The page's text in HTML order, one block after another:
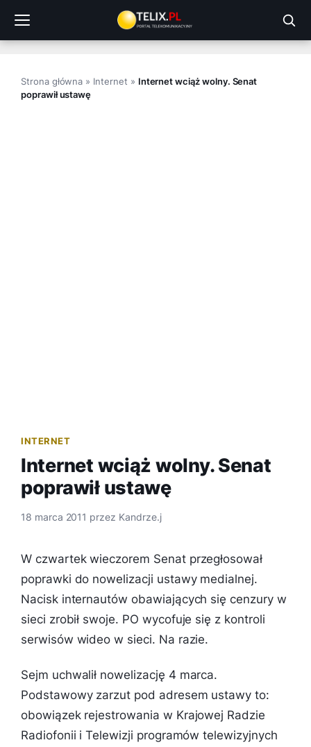
treści
Strona główna » Internet » Internet wciąż wolny. Senat
poprawił ustawę
INTERNET
Internet wciąż wolny. Senat
poprawił ustawę
18 marca 2011 przez Kandrze.j
W czwartek wieczorem Senat przegłosował
poprawki do nowelizacji ustawy medialnej.
Nacisk internautów obawiających się cenzury w
sieci zrobił swoje. PO wycofuje się z kontroli
serwisów wideo w sieci. Na razie.
Sejm uchwalił nowelizację 4 marca.
Podstawowy zarzut pod adresem ustawy to:
obowiązek rejestrowania w Krajowej Radzie
Radiofonii i Telewizji programów telewizyjnych